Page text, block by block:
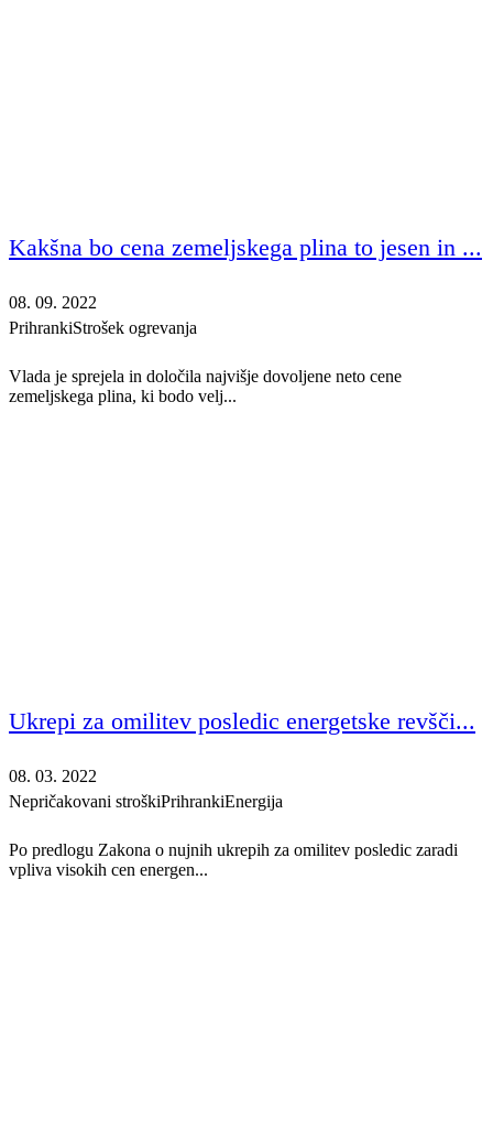
Kakšna bo cena zemeljskega plina to jesen in ...
08. 09. 2022
PrihrankiStrošek ogrevanja
Vlada je sprejela in določila najvišje dovoljene neto cene
zemeljskega plina, ki bodo velj...
Ukrepi za omilitev posledic energetske revšči...
08. 03. 2022
Nepričakovani stroškiPrihrankiEnergija
Po predlogu Zakona o nujnih ukrepih za omilitev posledic zaradi
vpliva visokih cen energen...